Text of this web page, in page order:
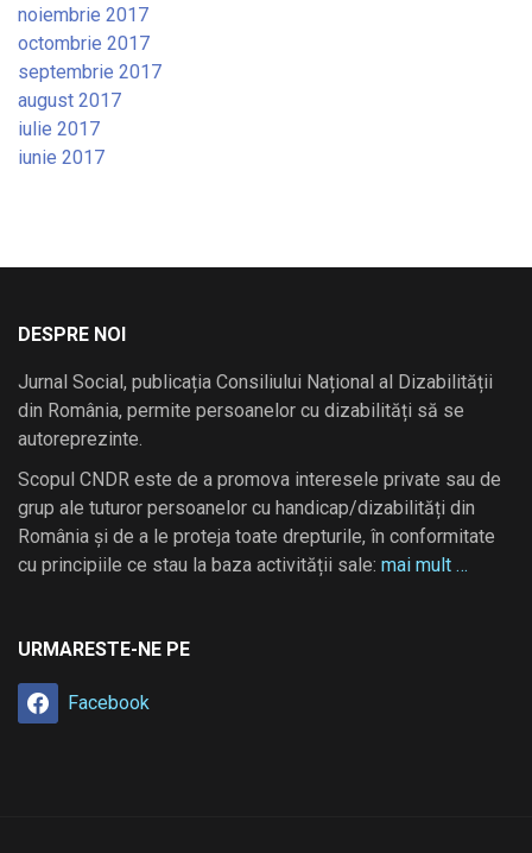
noiembrie 2017
octombrie 2017
septembrie 2017
august 2017
iulie 2017
iunie 2017
DESPRE NOI
Jurnal Social, publicația Consiliului Național al Dizabilității
din România, permite persoanelor cu dizabilități să se
autoreprezinte.
Scopul CNDR este de a promova interesele private sau de
grup ale tuturor persoanelor cu handicap/dizabilități din
România și de a le proteja toate drepturile, în conformitate
cu principiile ce stau la baza activității sale: mai mult …
URMARESTE-NE PE
Facebook